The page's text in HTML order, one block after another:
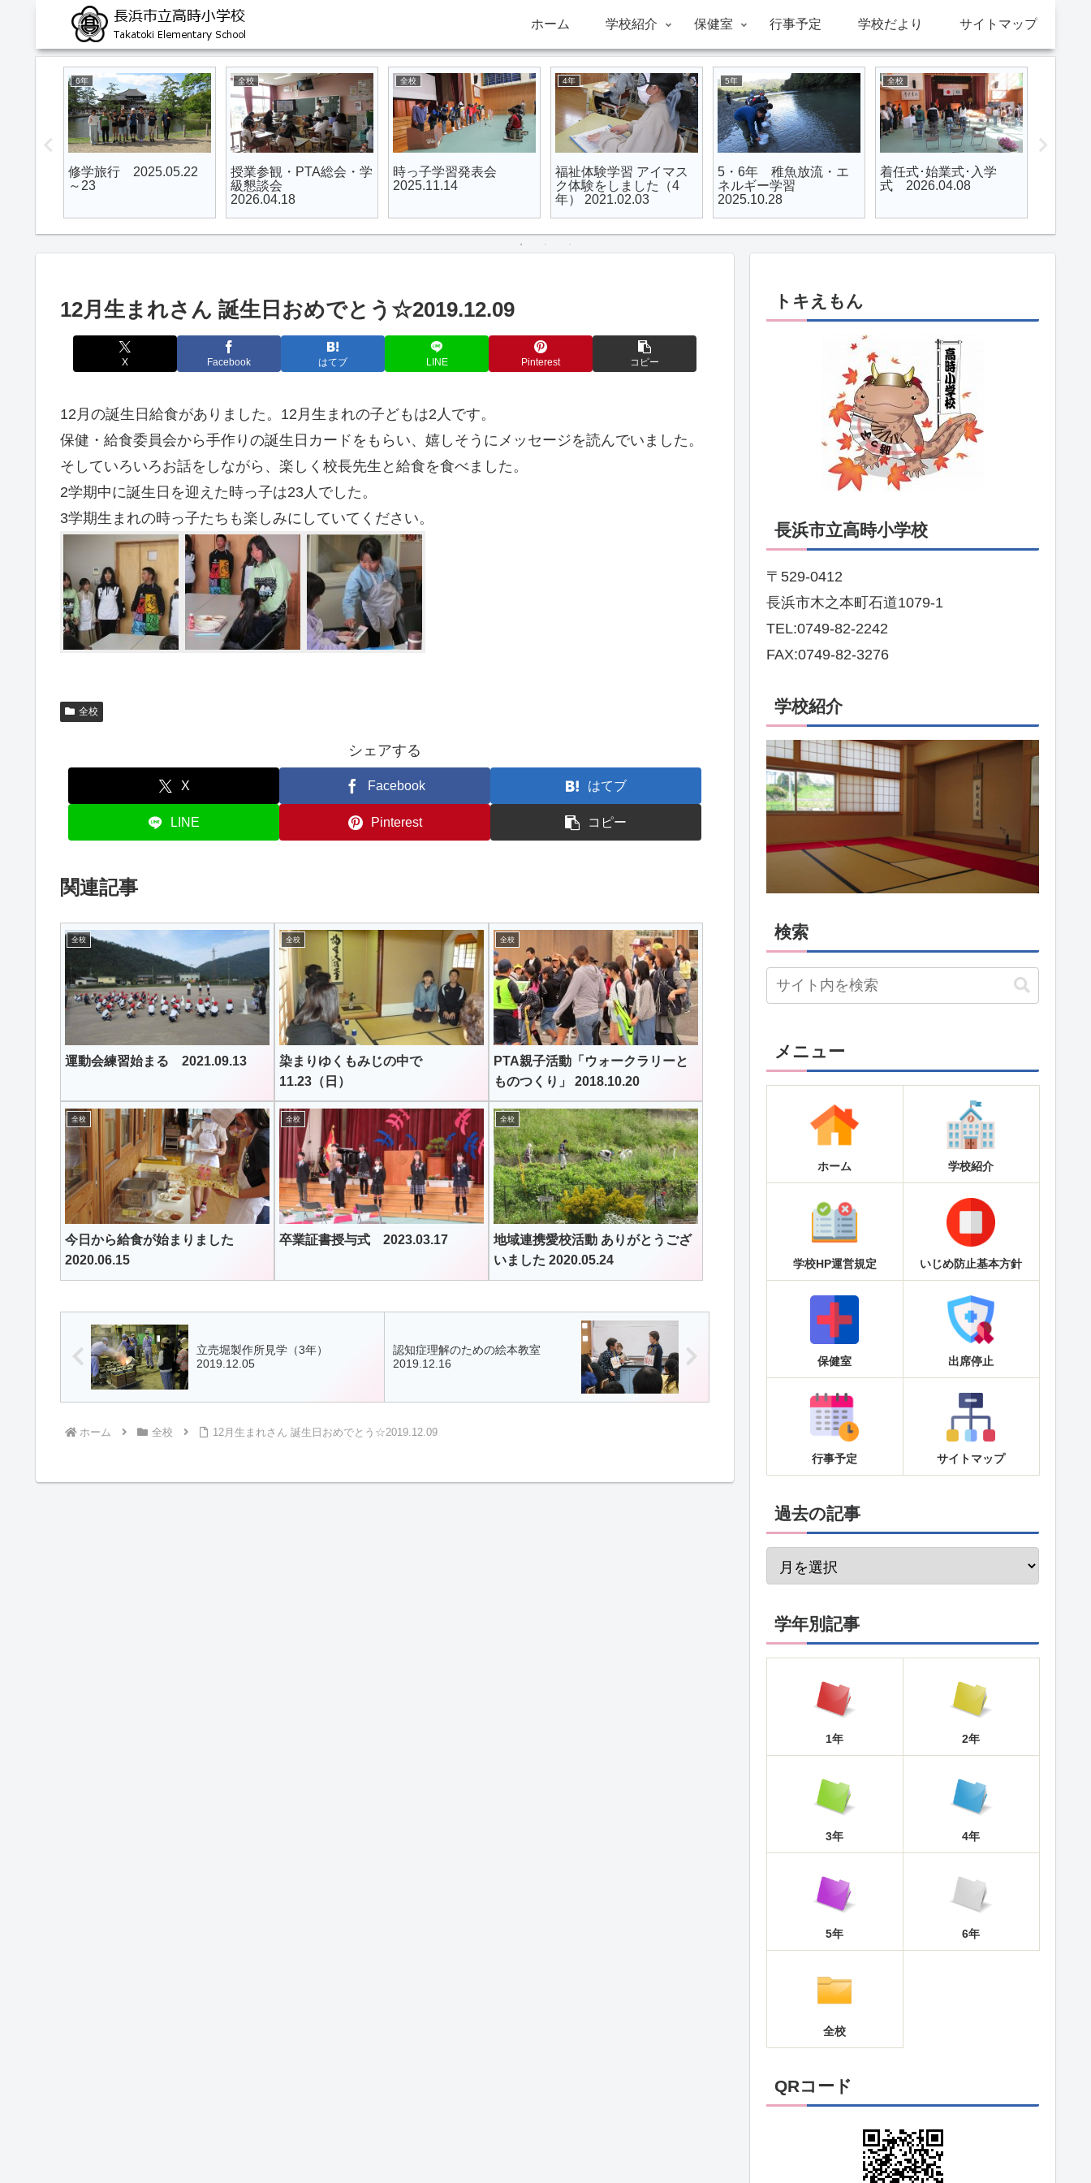
ホーム 学校紹介 保健室 行事予定 学校だより サイトマップ
5年
５・６年生 長浜市小
学校陸上記録会
全校
６年生を送る会
2025.02.28
全校
あなたの目は、だまさ
れている!? 10月保健掲
全校
卒業証書授与式
2026.3.19
全校
着任式･始業式･入学
式 2025.04.08
全校
６年生を送る会
2026.02.27
12月生まれさん 誕生日おめでとう☆2019.12.09
X Facebook はてブ LINE Pinterest コピー
12月の誕生日給食がありました。12月生まれの子どもは2人です。
保健・給食委員会から手作りの誕生日カードをもらい、嬉しそうにメッセージを読んでいました。
そしていろいろお話をしながら、楽しく校長先生と給食を食べました。
2学期中に誕生日を迎えた時っ子は23人でした。
3学期生まれの時っ子たちも楽しみにしていてください。
全校
シェアする
X Facebook はてブ
LINE Pinterest コピー
関連記事
全校
運動会練習始まる 2021.09.13
全校
染まりゆくもみじの中で
11.23（日）
全校
PTA親子活動「ウォークラリーと
ものつくり」 2018.10.20
全校
今日から給食が始まりました
2020.06.15
全校
卒業証書授与式 2023.03.17
全校
地域連携愛校活動 ありがとうござ
いました 2020.05.24
立売堀製作所見学（3年）
2019.12.05
認知症理解のための絵本教室
2019.12.16
ホーム 全校 12月生まれさん 誕生日おめでとう☆2019.12.09
トキえもん
長浜市立高時小学校
〒529-0412
長浜市木之本町石道1079-1
TEL:0749-82-2242
FAX:0749-82-3276
学校紹介
検索
メニュー
ホーム 学校紹介
学校HP運営規定 いじめ防止基本方針
保健室 出席停止
行事予定 サイトマップ
過去の記事
学年別記事
1年 2年
3年 4年
5年 6年
全校
QRコード